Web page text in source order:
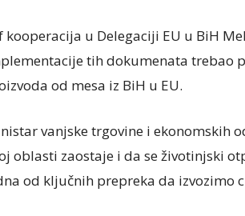
kooperacija u Delegaciji EU u BiH
tih dokumenata trebao
od mesa iz BiH u EU.
vanjske trgovine i ekonomskih
oblasti zaostaje i da se životinjski
od ključnih prepreka da izvozimo